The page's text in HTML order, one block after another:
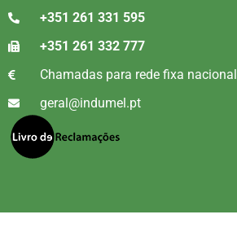
+351 261 331 595
+351 261 332 777
Chamadas para rede fixa nacional
geral@indumel.pt